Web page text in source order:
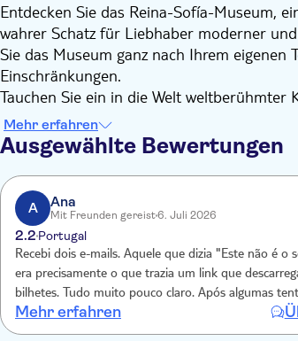
Entdecken Sie das Reina-Sofía-Museum,
wahrer Schatz für Liebhaber moderner
Sie das Museum ganz nach Ihrem
Einschränkungen.
Tauchen Sie ein in die Welt weltberühmter
eindrucksvollsten Antikriegs-Meisterwerke
Galerien des Museums begegnen Sie
und Juan Gris sowie einer reichhaltigen
Die einzigartige architektonische
einen spektakulären Raum, in dem Kunst
nur die eindrucksvollen Gemälde und
symbolträchtigsten Kulturstätten Madrids
Diese Eintrittskarte gewährt offiziellen
stattfindenden Sonderausstellungen. Es
Welt in Ihrem eigenen Tempo zu erkunden.
Ob Sie nun Kunstliebhaber,
Mehr erfahren
Ausgewählte Bewertungen
A Ana
Mit Freunden gereist6. Juli 2026
2.2 Portugal
Recebi dois e-mails. Aquele que dizia "Este não é o
era precisamente o que trazia um link que
bilhetes. Tudo muito pouco claro. Após algumas
concierge do hotel que resolveu o problema.
Mehr erfahren